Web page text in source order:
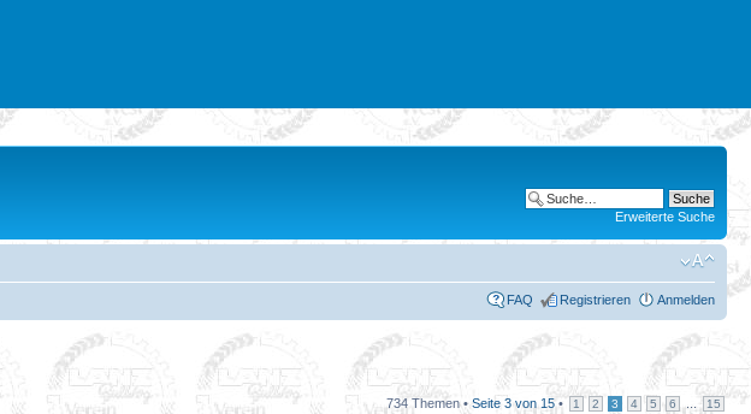
Erweiterte Suche
FAQ Registrieren Anmelden
734 Themen • Seite 3 von 15 • 1 2 3 4 5 6 15